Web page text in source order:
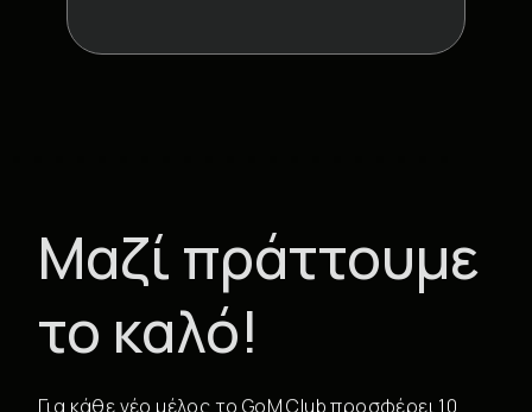
Μαζί πράττουμε
το καλό!
Για κάθε νέο μέλος το GoM Club προσφέρει 10